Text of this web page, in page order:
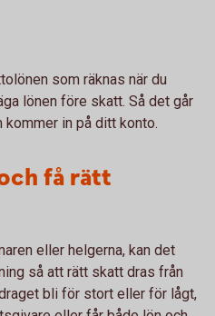
som räknas när du
lönen före skatt. Så det går
in på ditt konto.
få rätt
eller helgerna, kan det
så att rätt skatt dras från
bli för stort eller för lågt,